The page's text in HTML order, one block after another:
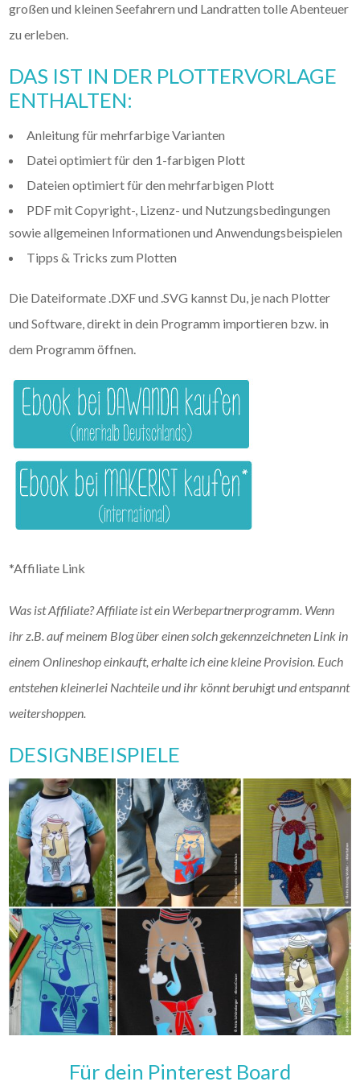
großen und kleinen Seefahrern und Landratten tolle Abenteuer
zu erleben.
DAS IST IN DER PLOTTERVORLAGE
ENTHALTEN:
Anleitung für mehrfarbige Varianten
Datei optimiert für den 1-farbigen Plott
Dateien optimiert für den mehrfarbigen Plott
PDF mit Copyright-, Lizenz- und Nutzungsbedingungen
sowie allgemeinen Informationen und Anwendungsbeispielen
Tipps & Tricks zum Plotten
Die Dateiformate .DXF und .SVG kannst Du, je nach Plotter
und Software, direkt in dein Programm importieren bzw. in
dem Programm öffnen.
*Affiliate Link
Was ist Affiliate? Affiliate ist ein Werbepartnerprogramm. Wenn
ihr z.B. auf meinem Blog über einen solch gekennzeichneten Link in
einem Onlineshop einkauft, erhalte ich eine kleine Provision. Euch
entstehen kleinerlei Nachteile und ihr könnt beruhigt und entspannt
weitershoppen.
DESIGNBEISPIELE
Für dein Pinterest Board